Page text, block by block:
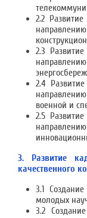
2.2
2.3
2.4
военной и
2.5
3. Развитие
качественного
3.1
молодых
3.2